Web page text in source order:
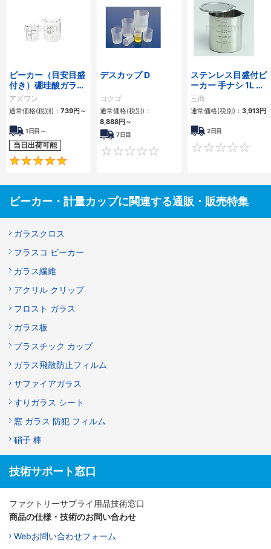
ビーカー（目安目盛
付き）硼珪酸ガラス
容量（ml） 10～
10000
アズワン
通常価格(税別)： 739円 ～
1日目～
当日出荷可能
デスカップ D
コクゴ
通常価格(税別)：
8,888円 ～
7日目
0
ステンレス目盛付ビ
ーカー 手ナシ 1L 本
体のみ
三商
通常価格(税別)： 3,913円
2日目
ビーカー・計量カップに関連する通販・販売特集
ガラスクロス
フラスコ ビーカー
ガラス繊維
アクリル クリップ
フロスト ガラス
ガラス板
プラスチック カップ
ガラス飛散防止フィルム
サファイアガラス
すりガラス シート
窓 ガラス 防犯 フィルム
硝子 棒
技術サポート窓口
ファクトリーサプライ用品技術窓口
商品の仕様・技術のお問い合わせ
Webお問い合わせフォーム